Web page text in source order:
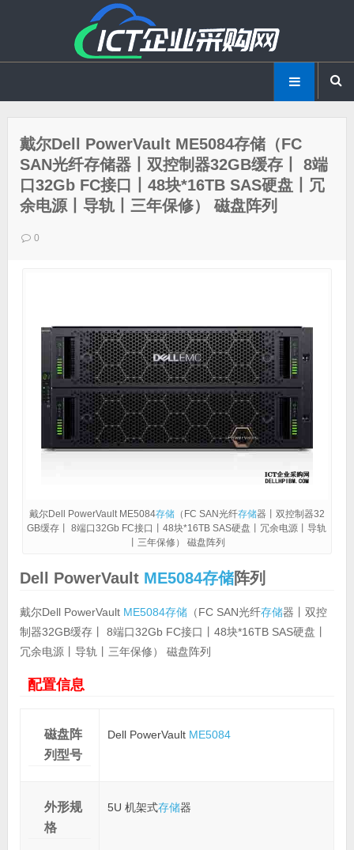
戴尔Dell PowerVault ME5084存储（FC
SAN光纤存储器丨双控制器32GB缓存丨 8端
口32Gb FC接口丨48块*16TB SAS硬盘丨冗
余电源丨导轨丨三年保修） 磁盘阵列
0
戴尔Dell PowerVault ME5084存储（FC SAN光纤存储器丨双控制器32
GB缓存丨 8端口32Gb FC接口丨48块*16TB SAS硬盘丨冗余电源丨导轨
丨三年保修） 磁盘阵列
Dell PowerVault ME5084存储阵列
戴尔Dell PowerVault ME5084存储（FC SAN光纤存储器丨双控
制器32GB缓存丨 8端口32Gb FC接口丨48块*16TB SAS硬盘丨
冗余电源丨导轨丨三年保修） 磁盘阵列
配置信息
磁盘阵
列型号
Dell PowerVault ME5084
外形规
格
5U 机架式存储器